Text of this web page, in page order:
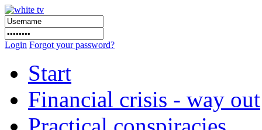
Login Forgot your password?
Start
Financial crisis - way out